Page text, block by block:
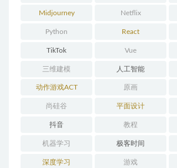
Midjourney Netflix
Python React
TikTok Vue
三维建模 人工智能
动作游戏ACT 原画
尚硅谷 平面设计
抖音 教程
机器学习 极客时间
深度学习 游戏